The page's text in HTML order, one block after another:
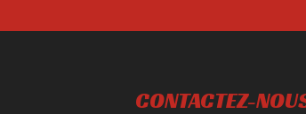
CONTACTEZ-